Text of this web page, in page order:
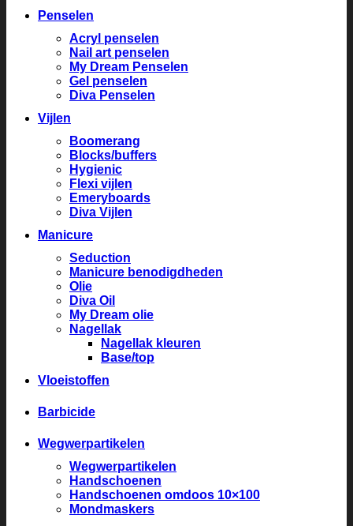
Penselen
Acryl penselen
Nail art penselen
My Dream Penselen
Gel penselen
Diva Penselen
Vijlen
Boomerang
Blocks/buffers
Hygienic
Flexi vijlen
Emeryboards
Diva Vijlen
Manicure
Seduction
Manicure benodigdheden
Olie
Diva Oil
My Dream olie
Nagellak
Nagellak kleuren
Base/top
Vloeistoffen
Barbicide
Wegwerpartikelen
Wegwerpartikelen
Handschoenen
Handschoenen omdoos 10×100
Mondmaskers